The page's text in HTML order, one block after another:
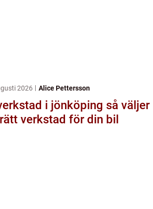
2026 Alice Pettersson
i jönköping så väljer
verkstad för din bil